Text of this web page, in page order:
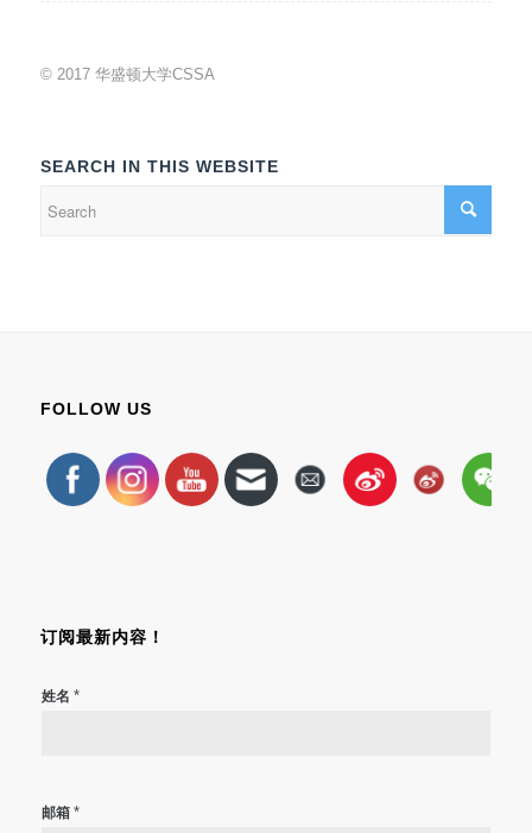
© 2017 华盛顿大学CSSA
SEARCH IN THIS WEBSITE
FOLLOW US
订阅最新内容！
姓名 *
邮箱 *